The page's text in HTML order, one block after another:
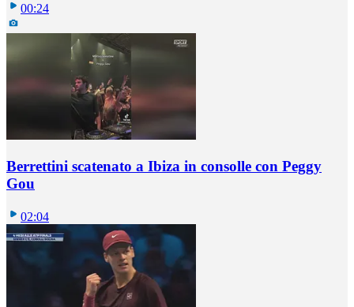
00:24
Berrettini scatenato a Ibiza in consolle con Peggy
Gou
02:04